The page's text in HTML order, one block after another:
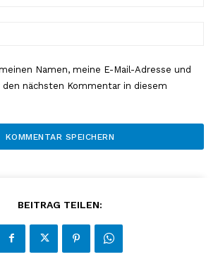
Namen, meine E-Mail-Adresse und
nächsten Kommentar in diesem
BEITRAG TEILEN: